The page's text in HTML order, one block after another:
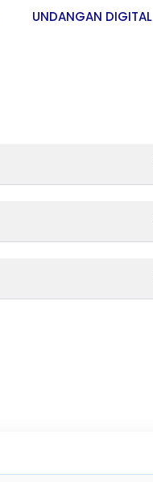
UNDANGAN DIGITAL